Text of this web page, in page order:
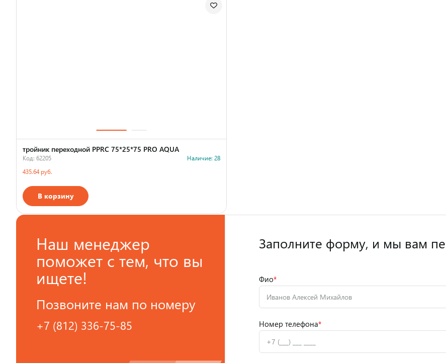
тройник переходной PPRC 75*25*75 PRO AQUA
Код: 62205
Наличие: 28
435.64 руб.
В корзину
Наш менеджер
поможет с тем, что вы
ищете!
Позвоните нам по номеру
+7 (812) 336-75-85
Заполните форму, и мы вам
Фио*
Номер телефона*